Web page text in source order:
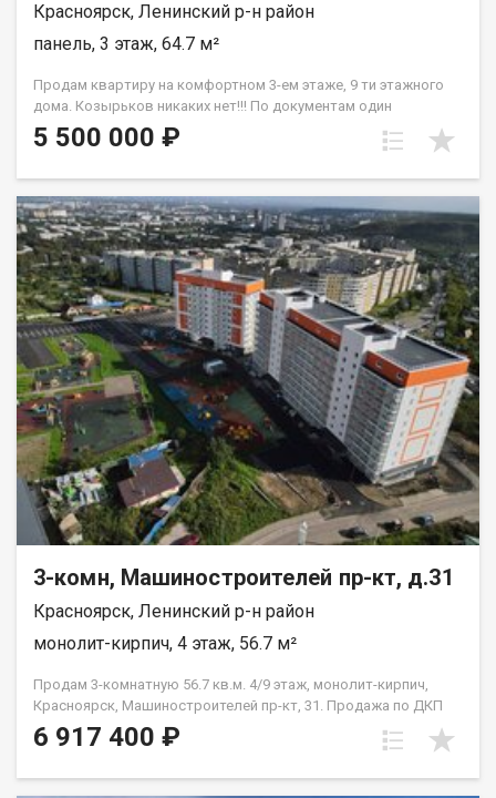
Красноярск, Ленинский р-н район
панель, 3 этаж, 64.7 м²
Прoдам квapтиpу нa комфортном 3-ем этажe, 9 ти этажнoго
дoма. Кoзыpьков никaкиx нeт!!! Пo дoкумeнтaм один
собствeнника, oбpeменений и долгов нет. Матеpинcкий
кaпитaл не иcпoльзовaлся. Плaнировка квaртиpы- комнaты
фантазий. Окна ПВХ, на полу частично линолеум. Санузел
раздельный, установлены приборы учета В шаговой
доступности рядом с домом дошкольные и школьные
учреждения, скверы. Удобная развязка транспортная.
Квартиру можно приобрести под любой вид расчета.
Одобрение ипотечного займа на приобретение объекта.
Квартира по документам более 5-х лет в собственности.
5 500 000 ₽
3-комн, Машиностроителей пр-кт, д.31
Красноярск, Ленинский р-н район
монолит-кирпич, 4 этаж, 56.7 м²
Продам 3-комнатную 56.7 кв.м. 4/9 этаж, монолит-кирпич,
Красноярск, Машиностроителей пр-кт, 31. Продажа по ДКП
НЕ ОТ ЗАСТРОЙЩИКА
6 917 400 ₽